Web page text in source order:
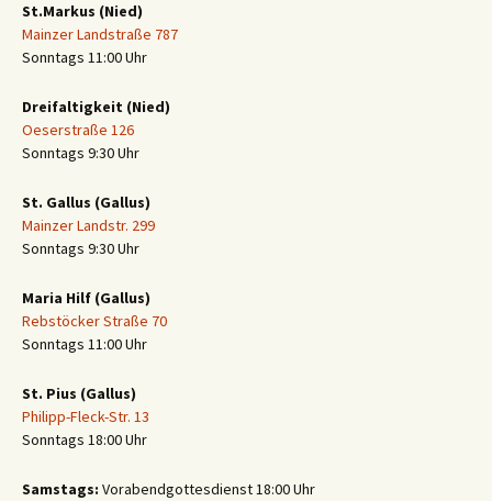
St.Markus (Nied)
Mainzer Landstraße 787
Sonntags 11:00 Uhr
Dreifaltigkeit (Nied)
Oeserstraße 126
Sonntags 9:30 Uhr
St. Gallus (Gallus)
Mainzer Landstr. 299
Sonntags 9:30 Uhr
Maria Hilf (Gallus)
Rebstöcker Straße 70
Sonntags 11:00 Uhr
St. Pius (Gallus)
Philipp-Fleck-Str. 13
Sonntags 18:00 Uhr
Samstags: Vorabendgottesdienst 18:00 Uhr